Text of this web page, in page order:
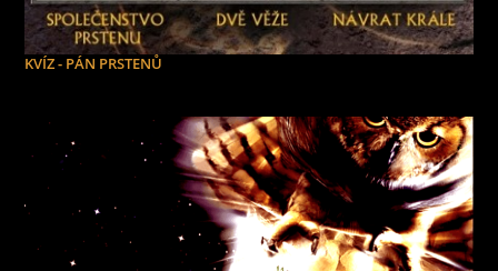
KVÍZ - PÁN PRSTENŮ